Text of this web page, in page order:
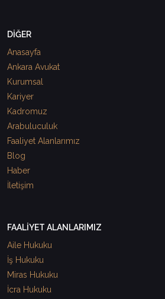
DİĞER
Anasayfa
Ankara Avukat
Kurumsal
Kariyer
Kadromuz
Arabuluculuk
Faaliyet Alanlarımız
Blog
Haber
İletişim
FAALİYET ALANLARIMIZ
Aile Hukuku
İş Hukuku
Miras Hukuku
İcra Hukuku